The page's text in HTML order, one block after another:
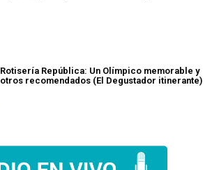
Rotisería República: Un Olímpico memorable y
otros recomendados (El Degustador itinerante)